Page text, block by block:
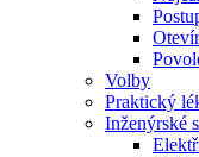
Volby
Praktický
Inženýrské